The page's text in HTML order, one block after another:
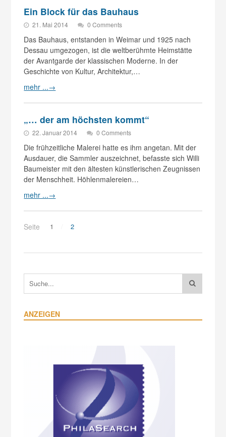
Ein Block für das Bauhaus
21. Mai 2014 0 Comments
Das Bauhaus, entstanden in Weimar und 1925 nach
Dessau umgezogen, ist die weltberühmte Heimstätte
der Avantgarde der klassischen Moderne. In der
Geschichte von Kultur, Architektur,…
mehr ...→
„… der am höchsten kommt“
22. Januar 2014 0 Comments
Die frühzeitliche Malerei hatte es ihm angetan. Mit der
Ausdauer, die Sammler auszeichnet, befasste sich Willi
Baumeister mit den ältesten künstlerischen Zeugnissen
der Menschheit. Höhlenmalereien…
mehr ...→
Seite 1 2
ANZEIGEN